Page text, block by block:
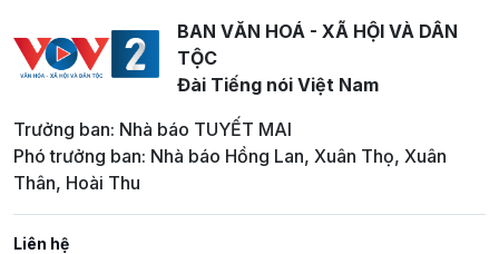
BAN VĂN HOÁ - XÃ HỘI VÀ DÂN
TỘC
Đài Tiếng nói Việt Nam
Trưởng ban: Nhà báo TUYẾT MAI
Phó trưởng ban: Nhà báo Hồng Lan, Xuân Thọ, Xuân
Thân, Hoài Thu
Liên hệ